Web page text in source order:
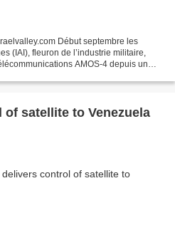
Début septembre les
(IAI), fleuron de l’industrie militaire,
AMOS-4 depuis un
satellite to Venezuela